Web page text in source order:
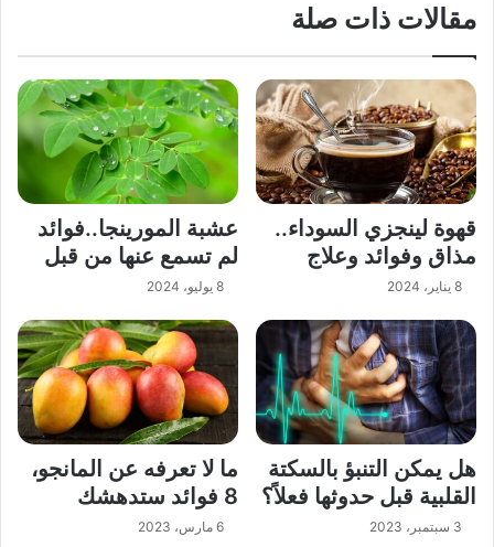
مقالات ذات صلة
قهوة لينجزي السوداء..
مذاق وفوائد وعلاج
8 يناير، 2024
عشبة المورينجا..فوائد
لم تسمع عنها من قبل
8 يوليو، 2024
هل يمكن التنبؤ بالسكتة
القلبية قبل حدوثها فعلاً؟
3 سبتمبر، 2023
ما لا تعرفه عن المانجو،
8 فوائد ستدهشك
6 مارس، 2023